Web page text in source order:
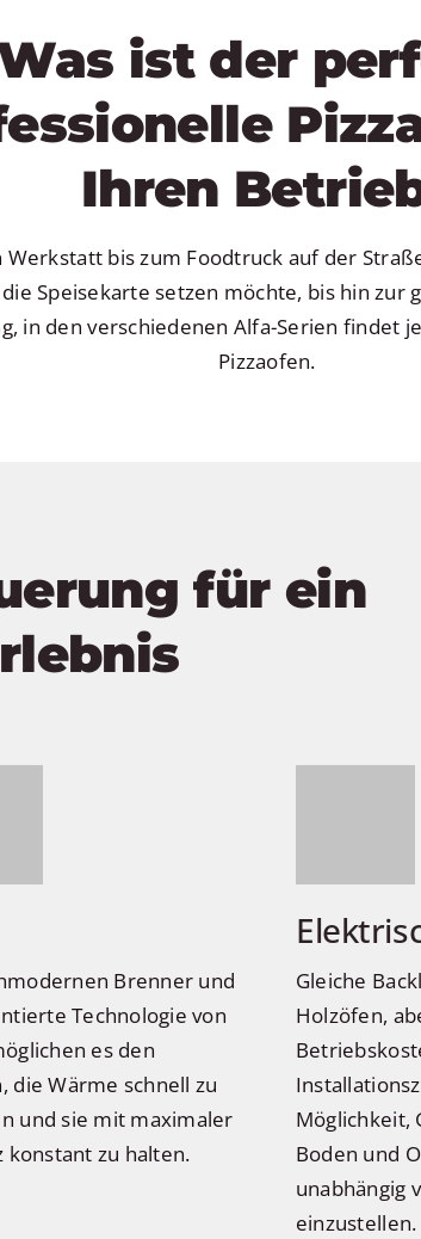
ist der
Ihren
Werkstatt bis zum Foodtruck auf der
die Speisekarte setzen möchte, bis hin zur
in den verschiedenen Alfa-Serien findet
Pizzaofen.
für ein
Brenner und
Technologie von
es den
die Wärme schnell zu
und sie mit maximaler
konstant zu halten.
Gleiche
Holzöfen,
Möglichkeit,
Boden und
unabhängig
einzustellen.